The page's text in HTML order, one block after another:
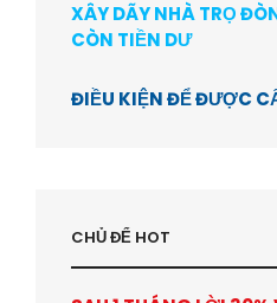
XÂY DÃY NHÀ TRỌ
CÒN TIỀN DƯ
ĐIỀU KIỆN ĐỂ ĐƯỢC
CHỦ ĐỂ HOT